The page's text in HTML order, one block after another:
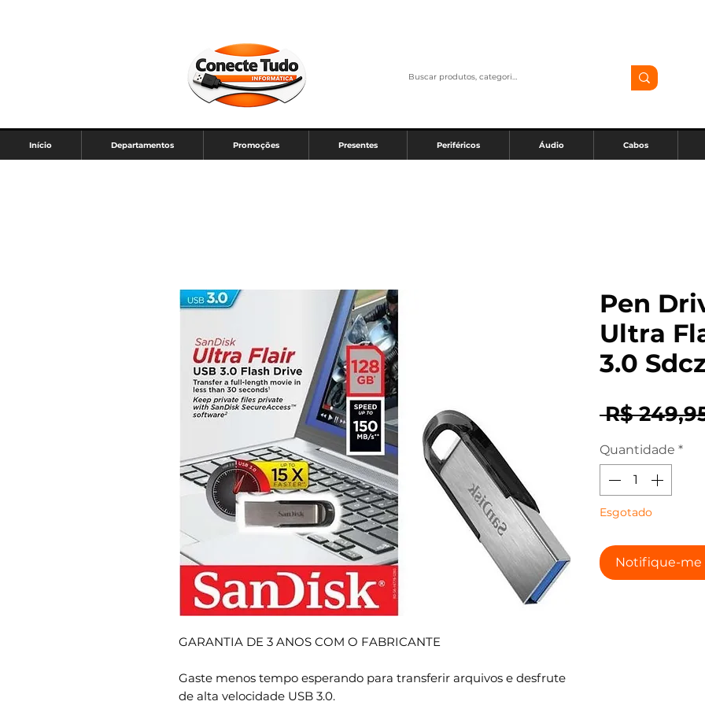
GARANTIA DE 3 ANOS COM O FABRICANTE
Gaste menos tempo esperando para transferir arquivos e desfrute
de alta velocidade USB 3.0.
Pen
Ultra
3.0
R$
Quantidade *
Esgotado
Notifique-me
Início Departamentos Promoções Presentes Periféricos Áudio Cabos